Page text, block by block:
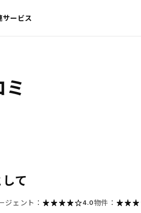
サービス
て
ジェント： 4.0物件：